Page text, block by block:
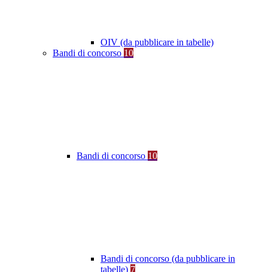
OIV (da pubblicare in tabelle)
Bandi di concorso 10
Bandi di concorso 10
Bandi di concorso (da pubblicare in
tabelle) 7